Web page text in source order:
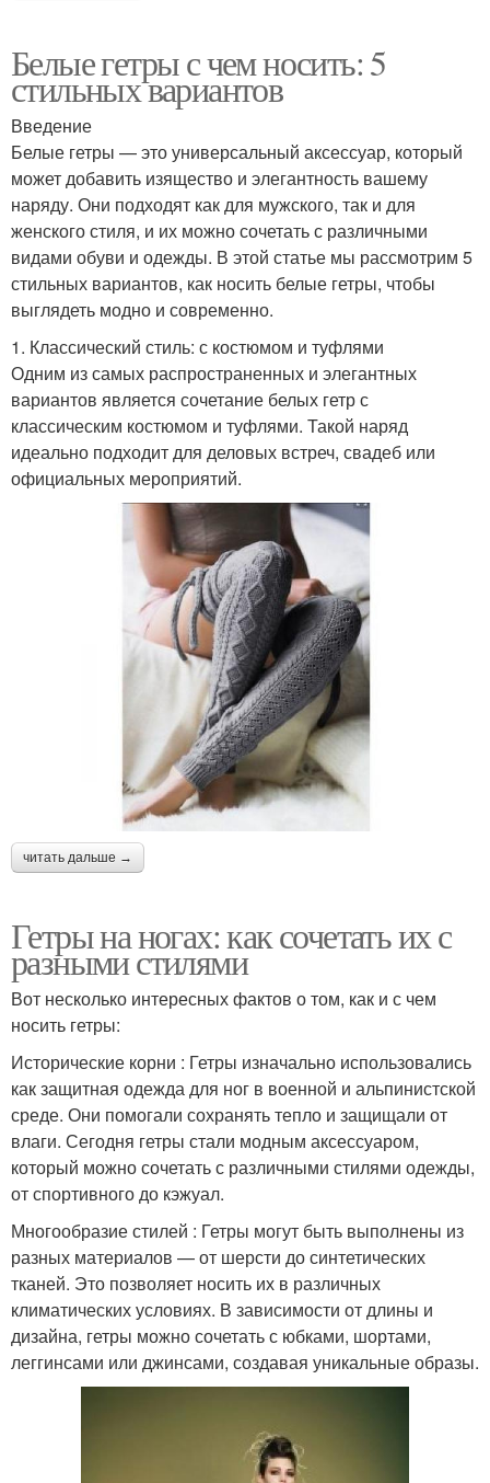
Белые гетры с чем носить: 5
стильных вариантов
Введение
Белые гетры — это универсальный аксессуар, который
может добавить изящество и элегантность вашему
наряду. Они подходят как для мужского, так и для
женского стиля, и их можно сочетать с различными
видами обуви и одежды. В этой статье мы рассмотрим 5
стильных вариантов, как носить белые гетры, чтобы
выглядеть модно и современно.
1. Классический стиль: с костюмом и туфлями
Одним из самых распространенных и элегантных
вариантов является сочетание белых гетр с
классическим костюмом и туфлями. Такой наряд
идеально подходит для деловых встреч, свадеб или
официальных мероприятий.
читать дальше →
Гетры на ногах: как сочетать их с
разными стилями
Вот несколько интересных фактов о том, как и с чем
носить гетры:
Исторические корни : Гетры изначально использовались
как защитная одежда для ног в военной и альпинистской
среде. Они помогали сохранять тепло и защищали от
влаги. Сегодня гетры стали модным аксессуаром,
который можно сочетать с различными стилями одежды,
от спортивного до кэжуал.
Многообразие стилей : Гетры могут быть выполнены из
разных материалов — от шерсти до синтетических
тканей. Это позволяет носить их в различных
климатических условиях. В зависимости от длины и
дизайна, гетры можно сочетать с юбками, шортами,
леггинсами или джинсами, создавая уникальные образы.